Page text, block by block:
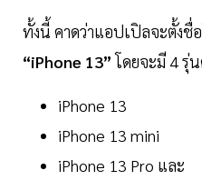
ทั้งนี้ คาดว่าแอปเปิลจะตั้งชื่
“iPhone 13”โดยจะมี 4 รุ่
iPhone 13
iPhone 13 mini
iPhone 13 Pro และ